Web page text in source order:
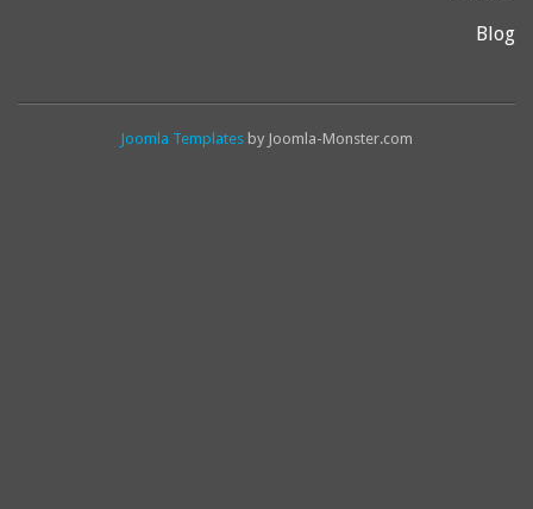
Blog
Joomla Templates by Joomla-Monster.com